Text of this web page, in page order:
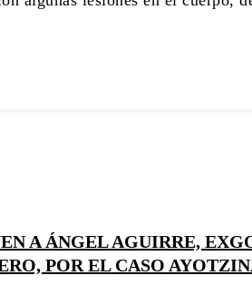
A ÁNGEL AGUIRRE,
POR EL CASO